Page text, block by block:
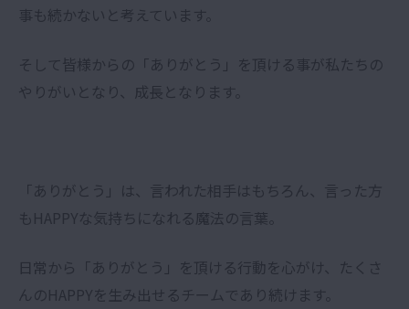
事も続かないと考えています。
そして皆様からの「ありがとう」を頂ける事が私たちの
やりがいとなり、成長となります。
「ありがとう」は、言われた相手はもちろん、言った方
もHAPPYな気持ちになれる魔法の言葉。
日常から「ありがとう」を頂ける行動を心がけ、たくさ
んのHAPPYを生み出せるチームであり続けます。